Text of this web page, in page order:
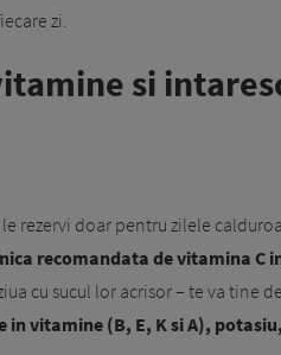
zi.
si
rezervi doar pentru zilele
recomandata de vitamina C
cu sucul lor acrisor – te va tine
in vitamine (B, E, K si A),